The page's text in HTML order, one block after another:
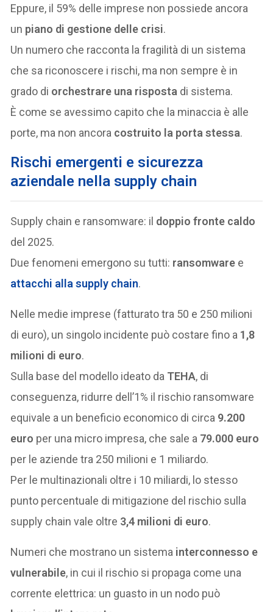
Eppure, il 59% delle imprese non possiede ancora
un piano di gestione delle crisi.
Un numero che racconta la fragilità di un sistema
che sa riconoscere i rischi, ma non sempre è in
grado di orchestrare una risposta di sistema.
È come se avessimo capito che la minaccia è alle
porte, ma non ancora costruito la porta stessa.
Rischi emergenti e sicurezza
aziendale nella supply chain
Supply chain e ransomware: il doppio fronte caldo
del 2025.
Due fenomeni emergono su tutti: ransomware e
attacchi allasupply chain.
Nelle medie imprese (fatturato tra 50 e 250 milioni
di euro), un singolo incidente può costare fino a 1,8
milioni di euro.
Sulla base del modello ideato da TEHA, di
conseguenza, ridurre dell’1% il rischio ransomware
equivale a un beneficio economico di circa 9.200
euro per una micro impresa, che sale a 79.000 euro
per le aziende tra 250 milioni e 1 miliardo.
Per le multinazionali oltre i 10 miliardi, lo stesso
punto percentuale di mitigazione del rischio sulla
supply chain vale oltre 3,4 milioni di euro.
Numeri che mostrano un sistema interconnesso e
vulnerabile, in cui il rischio si propaga come una
corrente elettrica: un guasto in un nodo può